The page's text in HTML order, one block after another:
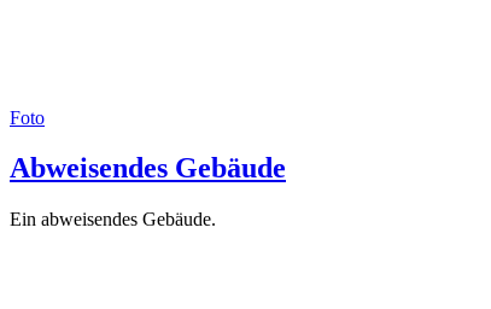
Foto
Abweisendes Gebäude
Ein abweisendes Gebäude.